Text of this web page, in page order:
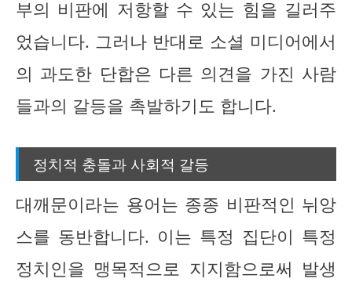
부의 비판에 저항할 수 있는 힘을 길러주
었습니다. 그러나 반대로 소셜 미디어에서
의 과도한 단합은 다른 의견을 가진 사람
들과의 갈등을 촉발하기도 합니다.
정치적 충돌과 사회적 갈등
대깨문이라는 용어는 종종 비판적인 뉘앙
스를 동반합니다. 이는 특정 집단이 특정
정치인을 맹목적으로 지지함으로써 발생